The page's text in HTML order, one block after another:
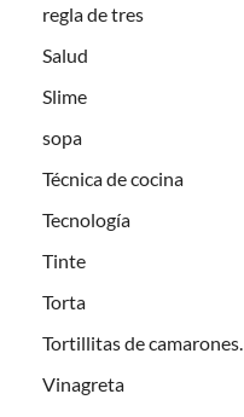
regla de tres
Salud
Slime
sopa
Técnica de cocina
Tecnología
Tinte
Torta
Tortillitas de camarones.
Vinagreta